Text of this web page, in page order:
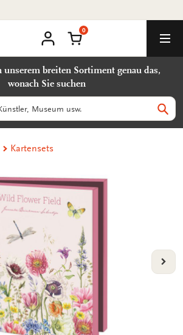
Warenkorb
0
unserem breiten Sortiment genau das,
wonach Sie suchen
Kartensets